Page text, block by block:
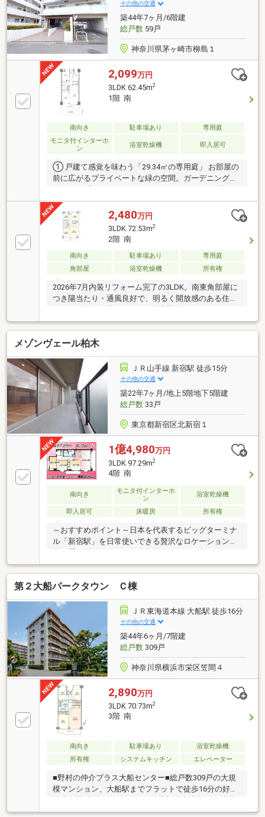
宝ハウスフィナンシャル 不動産仲介業初の住信SBI
ネット銀行支店。 金利と保障が更に充実したオリジ
ナル住宅ローン！
その他の交通
築44年7ヶ月/6階建
総戸数59戸
神奈川県茅ヶ崎市柳島１
2,099万円
3LDK 62.45m2
1階 南
南向き 駐車場あり
専用庭
モニタ付インターホ
ン
浴室乾燥機 即入居可
① 戸建て感覚を味わう「29.34㎡の専用庭」 お部屋の
前に広がるプライベートな緑の空間。ガーデニング、
に「庭のある贅沢」をプラスします② 「ペット2頭
OK（犬・猫）」で、一瞬に新生活をスタートペット飼
育可の物件でも「1頭まで」が多い中、こちらは2頭ま
で一緒に暮らせます。大切な家族を諦める必要はあり
ません。③ 水まわりから配管まで、新調された快適
インフラ キッチン：食洗機＆浄水器付きのシステムキ
ッチン バスルーム：1416サイズへ広々アップ！追焚＆
ング貼、給水・給湯配管まで更新
2,480万円
3LDK 72.53m2
2階 南
南向き 駐車場あり
専用庭
角部屋
浴室乾燥機 所有権
2026年7月内装リフォーム完了の3LDK。南東角部屋に
つき陽当たり・通風良好で、明るく開放感のある住ま
いです。約14.9帖のLDKには食洗機付きシステムキッ
チンを新設し、浴室・洗面化粧台・トイレ・建具・フ
ローリング・クロスなども交換済み。ペット飼育可能
（規約有）のため、大切なご家族と一緒に暮らせま
す。スーパーや生活施設も利用しやすく、ファミリー
にもおすすめ。リフォーム済みのため初期費用を抑え
られ、購入後すぐに新生活をスタートできます。ぜひ
一度、現地で陽当たりや住み心地をご体感ください。
メゾンヴェール柏木
ＪＲ山手線 新宿駅 徒歩15分
その他の交通
築22年7ヶ月/地上5階地下5階建
総戸数33戸
東京都新宿区北新宿１
1億4,980万円
3LDK 97.29m2
4階 南
南向き
モニタ付インターホ
ン
浴室乾燥機
即入居可 床暖房 所有権
～おすすめポイント～日本を代表するビッグターミナ
ル「新宿駅」を日常使いできる贅沢なロケーション。
約20畳の開放的なLDK、専有面積97.29㎡を誇るゆとり
の住空間です。2つの大型収納を完備しており、室内
をより一層すっきりと広くお使いいただけます。～物
件スペック～◆新耐震基準適合マンション◆丸ノ内線
「西新宿」徒歩11分◆総武線「大久保」徒歩5分◆山
手線「新宿」徒歩15分◆3LDK 専有面積97.29㎡◆ペッ
ト飼育可◆4階部分の住戸◆リノベーション済◆給排
水管・システムキッチン・浴室交換◆床暖房・食洗
機・浴室乾燥機◆頭金0円から購入可!長期低金利50年
ローン
第２大船パークタウン Ｃ棟
ＪＲ東海道本線 大船駅 徒歩16分
その他の交通
築44年6ヶ月/7階建
総戸数309戸
神奈川県横浜市栄区笠間４
2,890万円
3LDK 70.73m2
3階 南
南向き 駐車場あり
浴室乾燥機
所有権
システムキッチン エレベーター
■野村の仲介プラス大船センター■総戸数309戸の大規
模マンション、大船駅までフラットで徒歩16分の好立
道線・横須賀線・京浜東北根岸線「大船」駅 徒歩16分